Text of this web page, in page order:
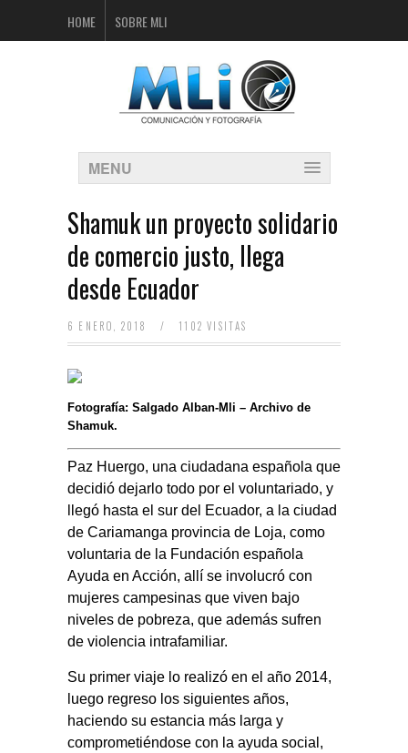
HOME SOBRE MLI
MENU
Shamuk un proyecto solidario
de comercio justo, llega
desde Ecuador
6 ENERO, 2018 / 1102 VISITAS
Fotografía: Salgado Alban-Mli – Archivo de
Shamuk.
Paz Huergo, una ciudadana española que
decidió dejarlo todo por el voluntariado, y
llegó hasta el sur del Ecuador, a la ciudad
de Cariamanga provincia de Loja, como
voluntaria de la Fundación española
Ayuda en Acción, allí se involucró con
mujeres campesinas que viven bajo
niveles de pobreza, que además sufren
de violencia intrafamiliar.
Su primer viaje lo realizó en el año 2014,
luego regreso los siguientes años,
haciendo su estancia más larga y
comprometiéndose con la ayuda social,